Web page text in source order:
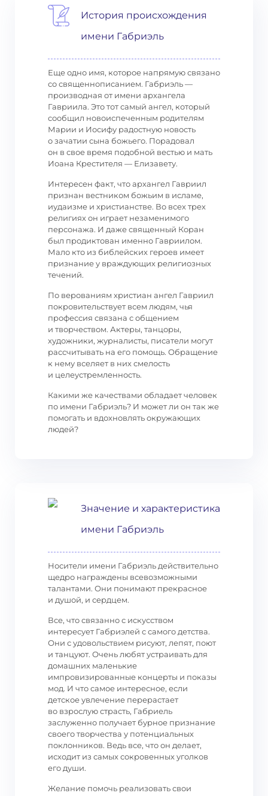
История происхождения
имени Габриэль
Еще одно имя, которое напрямую связано
со священнописанием. Габриэль —
производная от имени архангела
Гавриила. Это тот самый ангел, который
сообщил новоиспеченным родителям
Марии и Иосифу радостную новость
о зачатии сына божьего. Порадовал
он в свое время подобной вестью и мать
Иоана Крестителя — Елизавету.
Интересен факт, что архангел Гавриил
признан вестником божьим в исламе,
иудаизме и христианстве. Во всех трех
религиях он играет незаменимого
персонажа. И даже священный Коран
был продиктован именно Гавриилом.
Мало кто из библейских героев имеет
признание у враждующих религиозных
течений.
По верованиям христиан ангел Гавриил
покровительствует всем людям, чья
профессия связана с общением
и творчеством. Актеры, танцоры,
художники, журналисты, писатели могут
рассчитывать на его помощь. Обращение
к нему вселяет в них смелость
и целеустремленность.
Какими же качествами обладает человек
по имени Габриэль? И может ли он так же
помогать и вдохновлять окружающих
людей?
Значение и характеристика
имени Габриэль
Носители имени Габриэль действительно
щедро награждены всевозможными
талантами. Они понимают прекрасное
и душой, и сердцем.
Все, что связанно с искусством
интересует Габриэлей с самого детства.
Они с удовольствием рисуют, лепят, поют
и танцуют. Очень любят устраивать для
домашних маленькие
импровизированные концерты и показы
мод. И что самое интересное, если
детское увлечение перерастает
во взрослую страсть, Габриель
заслуженно получает бурное признание
своего творчества у потенциальных
поклонников. Ведь все, что он делает,
исходит из самых сокровенных уголков
его души.
Желание помочь реализовать свои